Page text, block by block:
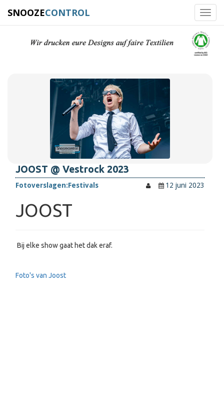
SNOOZECONTROL
JOOST @ Vestrock 2023
Fotoverslagen:Festivals 12 juni 2023
JOOST
Bij elke show gaat het dak eraf.
Foto's van Joost